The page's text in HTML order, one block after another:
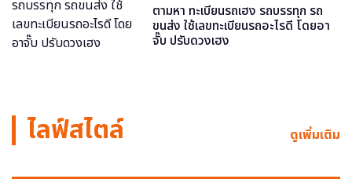
ตามหา ทะเบียนรถเฮง รถบรรทุก รถ
ขนส่ง ใช้เลขทะเบียนรถอะไรดี โดยอา
จั๊บ ปรับดวงเฮง
ไลฟ์สไตล์ ดูเพิ่มเติม